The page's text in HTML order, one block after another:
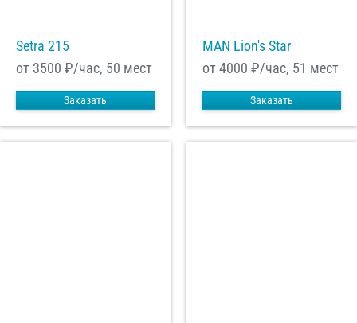
Setra 215
от 3500 ₽/час, 50 мест
Заказать
MAN Lion's Star
от 4000 ₽/час, 51 мест
Заказать